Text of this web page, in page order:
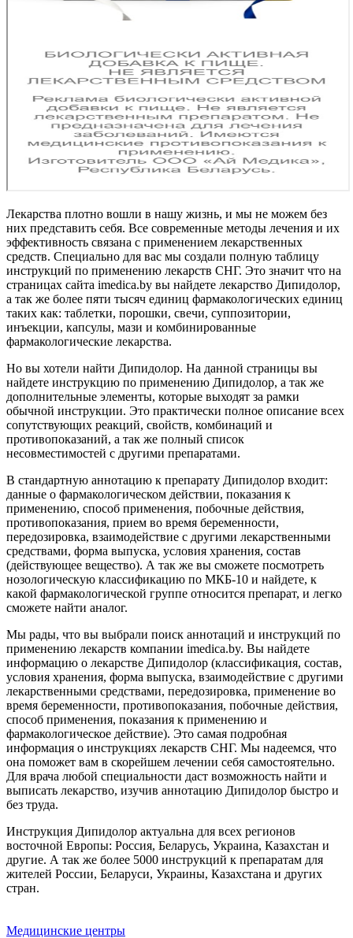
Лекарства плотно вошли в нашу жизнь, и мы не можем без
них представить себя. Все современные методы лечения и их
эффективность связана с применением лекарственных
средств. Специально для вас мы создали полную таблицу
инструкций по применению лекарств СНГ. Это значит что на
страницах сайта imedica.by вы найдете лекарство Дипидолор,
а так же более пяти тысяч единиц фармакологических единиц
таких как: таблетки, порошки, свечи, суппозитории,
инъекции, капсулы, мази и комбинированные
фармакологические лекарства.
Но вы хотели найти Дипидолор. На данной страницы вы
найдете инструкцию по применению Дипидолор, а так же
дополнительные элементы, которые выходят за рамки
обычной инструкции. Это практически полное описание всех
сопутствующих реакций, свойств, комбинаций и
противопоказаний, а так же полный список
несовместимостей с другими препаратами.
В стандартную аннотацию к препарату Дипидолор входит:
данные о фармакологическом действии, показания к
применению, способ применения, побочные действия,
противопоказания, прием во время беременности,
передозировка, взаимодействие с другими лекарственными
средствами, форма выпуска, условия хранения, состав
(действующее вещество). А так же вы сможете посмотреть
нозологическую классификацию по МКБ-10 и найдете, к
какой фармакологической группе относится препарат, и легко
сможете найти аналог.
Мы рады, что вы выбрали поиск аннотаций и инструкций по
применению лекарств компании imedica.by. Вы найдете
информацию о лекарстве Дипидолор (классификация, состав,
условия хранения, форма выпуска, взаимодействие с другими
лекарственными средствами, передозировка, применение во
время беременности, противопоказания, побочные действия,
способ применения, показания к применению и
фармакологическое действие). Это самая подробная
информация о инструкциях лекарств СНГ. Мы надеемся, что
она поможет вам в скорейшем лечении себя самостоятельно.
Для врача любой специальности даст возможность найти и
выписать лекарство, изучив аннотацию Дипидолор быстро и
без труда.
Инструкция Дипидолор актуальна для всех регионов
восточной Европы: Россия, Беларусь, Украина, Казахстан и
другие. А так же более 5000 инструкций к препаратам для
жителей России, Беларуси, Украины, Казахстана и других
стран.
Медицинские центры